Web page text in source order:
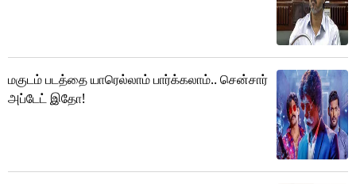
மகுடம் படத்தை யாரெல்லாம் பார்க்கலாம்.. சென்சார்
அப்டேட் இதோ!